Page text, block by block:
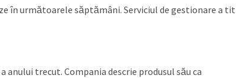
în următoarele săptămâni. Serviciul de gestionare a
trecut. Compania descrie produsul său ca